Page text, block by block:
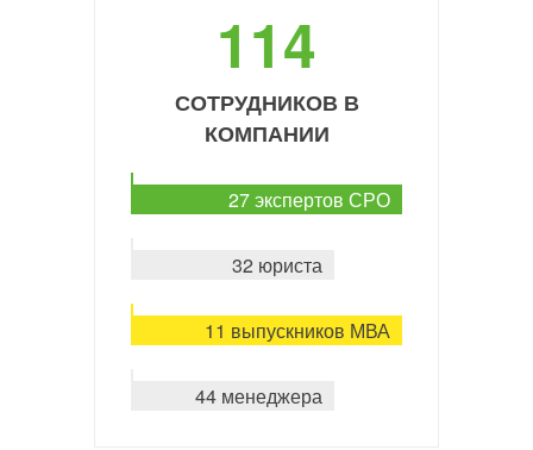
114
СОТРУДНИКОВ В
КОМПАНИИ
27 экспертов СРО
32 юриста
11 выпускников МВА
44 менеджера